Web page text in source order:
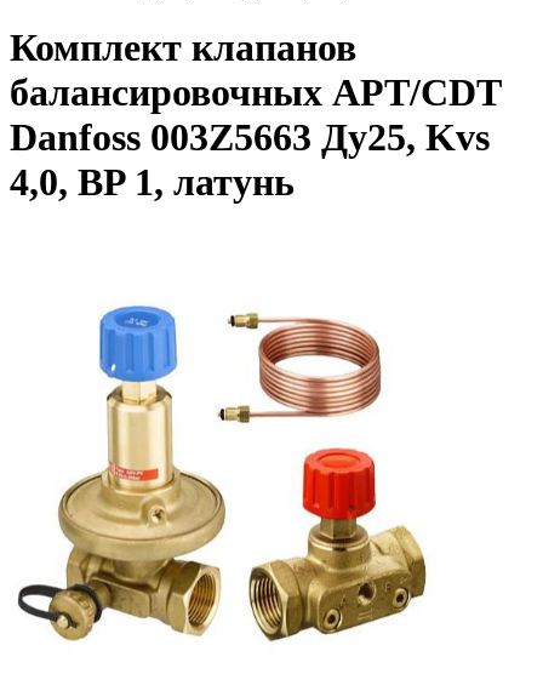
Комплект клапанов
балансировочных APT/CDT
Danfoss 003Z5663 Ду25, Kvs
4,0, BP 1, латунь